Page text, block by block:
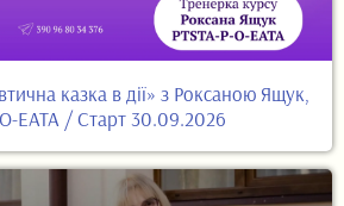
казка в дії» з Роксаною Ящук,
O-EATA / Старт 30.09.2026